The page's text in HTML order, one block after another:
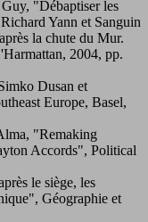
"Débaptiser les
Yann et Sanguin
la chute du Mur.
2004, pp.
Dusan et
Europe, Basel,
"Remaking
Accords", Political
le siège, les
Géographie et